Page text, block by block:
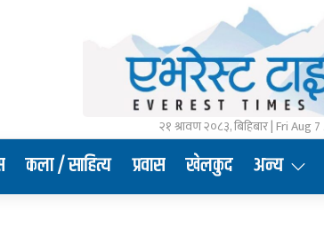
२१ श्रावण २०८३, बिहिबार | Fri Aug
कला / साहित्य प्रवास खेलकुद अन्य